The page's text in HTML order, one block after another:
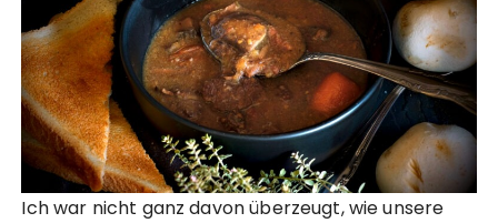
Ich war nicht ganz davon überzeugt, wie unsere